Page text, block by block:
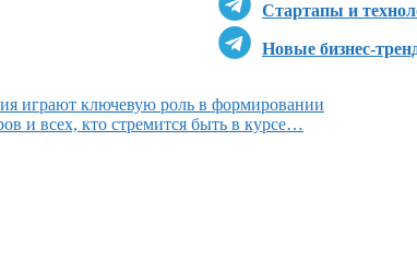
Стартапы и
Новые бизнес-
играют ключевую роль в формировании
и всех, кто стремится быть в курсе…